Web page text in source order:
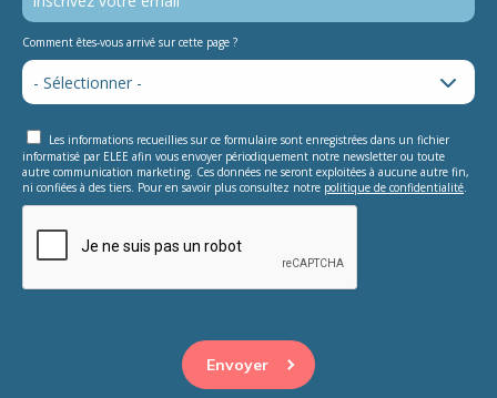
Comment êtes-vous arrivé sur cette page ?
Les informations recueillies sur ce formulaire sont enregistrées dans un fichier
informatisé par ELEE afin vous envoyer périodiquement notre newsletter ou toute
autre communication marketing. Ces données ne seront exploitées à aucune autre fin,
ni confiées à des tiers. Pour en savoir plus consultez notre politique de confidentialité.